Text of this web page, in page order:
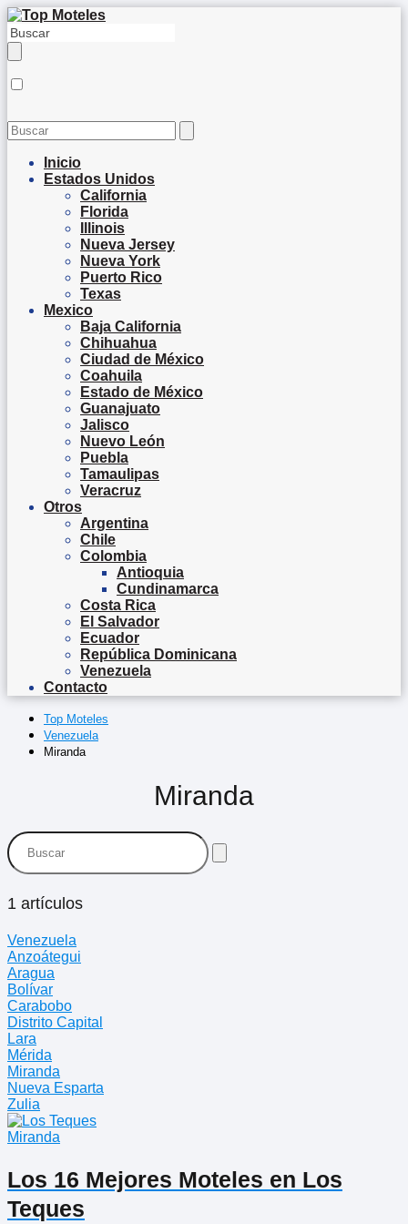
Inicio
Estados Unidos
California
Florida
Illinois
Nueva Jersey
Nueva York
Puerto Rico
Texas
Mexico
Baja California
Chihuahua
Ciudad de México
Coahuila
Estado de México
Guanajuato
Jalisco
Nuevo León
Puebla
Tamaulipas
Veracruz
Otros
Argentina
Chile
Colombia
Antioquia
Cundinamarca
Costa Rica
El Salvador
Ecuador
República Dominicana
Venezuela
Contacto
Top Moteles
Venezuela
Miranda
Miranda
1 artículos
Venezuela
Anzoátegui
Aragua
Bolívar
Carabobo
Distrito Capital
Lara
Mérida
Miranda
Nueva Esparta
Zulia
Miranda
Los 16 Mejores Moteles en Los
Teques